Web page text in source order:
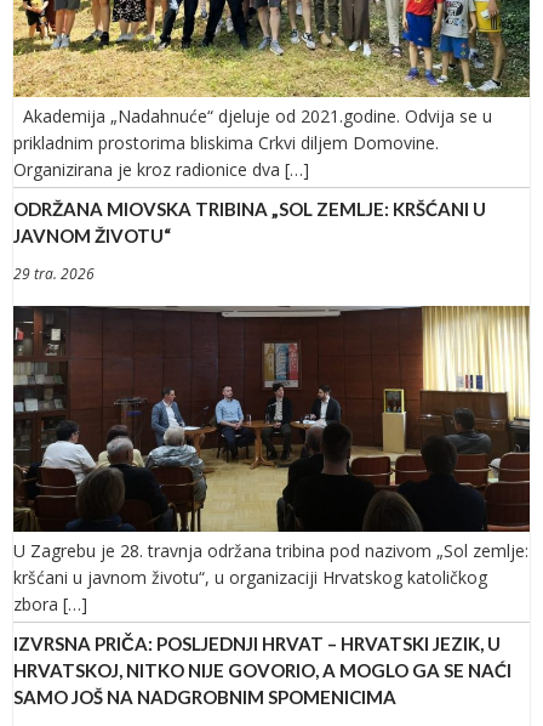
Akademija „Nadahnuće“ djeluje od 2021.godine. Odvija se u
prikladnim prostorima bliskima Crkvi diljem Domovine.
Organizirana je kroz radionice dva […]
ODRŽANA MIOVSKA TRIBINA „SOL ZEMLJE: KRŠĆANI U
JAVNOM ŽIVOTU“
29 tra. 2026
U Zagrebu je 28. travnja održana tribina pod nazivom „Sol zemlje:
kršćani u javnom životu“, u organizaciji Hrvatskog katoličkog
zbora […]
IZVRSNA PRIČA: POSLJEDNJI HRVAT – HRVATSKI JEZIK, U
HRVATSKOJ, NITKO NIJE GOVORIO, A MOGLO GA SE NAĆI
SAMO JOŠ NA NADGROBNIM SPOMENICIMA